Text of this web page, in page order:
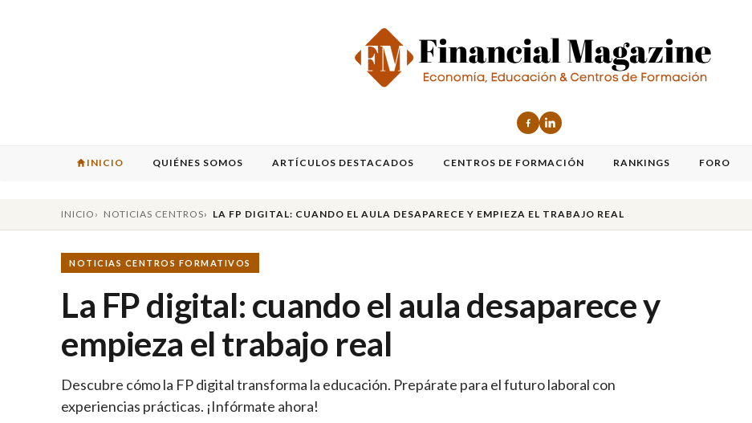
INICIO QUIÉNES SOMOS ARTÍCULOS DESTACADOS CENTROS DE FORMACIÓN RANKINGS FORO
INICIO NOTICIAS CENTROS LA FP DIGITAL: CUANDO EL AULA DESAPARECE Y EMPIEZA EL TRABAJO REAL
NOTICIAS CENTROS FORMATIVOS
La FP digital: cuando el aula desaparece y
empieza el trabajo real
Descubre cómo la FP digital transforma la educación. Prepárate para el futuro laboral con
experiencias prácticas. ¡Infórmate ahora!